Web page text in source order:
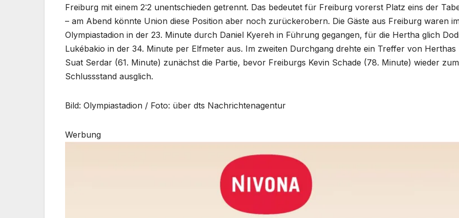
Freiburg mit einem 2:2 unentschieden getrennt. Das bedeutet für Freiburg vorerst Platz eins der
– am Abend könnte Union diese Position aber noch zurückerobern. Die Gäste aus Freiburg waren
Olympiastadion in der 23. Minute durch Daniel Kyereh in Führung gegangen, für die Hertha glich
Lukébakio in der 34. Minute per Elfmeter aus. Im zweiten Durchgang drehte ein Treffer von Herthas
Suat Serdar (61. Minute) zunächst die Partie, bevor Freiburgs Kevin Schade (78. Minute) wieder zum
Schlussstand ausglich.
Bild: Olympiastadion / Foto: über dts Nachrichtenagentur
Werbung